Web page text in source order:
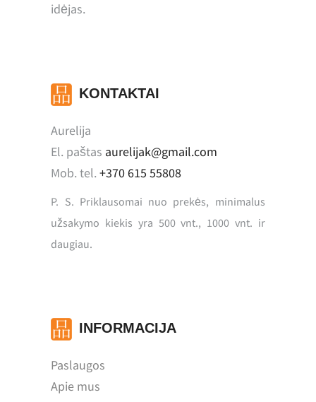
idėjas.
KONTAKTAI
Aurelija
El. paštas aurelijak@gmail.com
Mob. tel.+370 615 55808
P. S. Priklausomai nuo prekės, minimalus
užsakymo kiekis yra 500 vnt., 1000 vnt. ir
daugiau.
INFORMACIJA
Paslaugos
Apie mus